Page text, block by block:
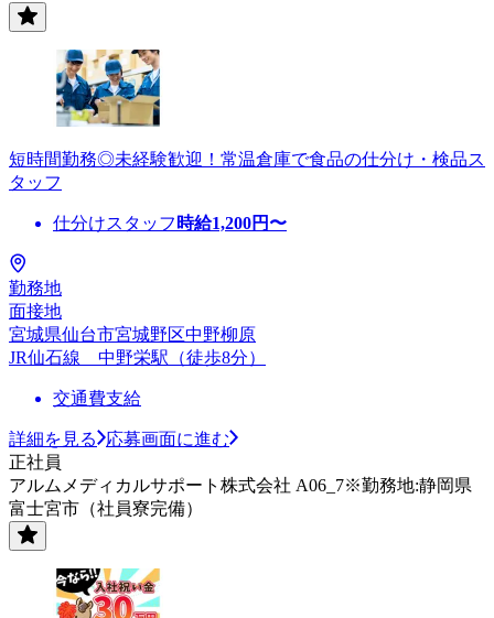
短時間勤務◎未経験歓迎！常温倉庫で食品の仕分け・検品ス
タッフ
仕分けスタッフ 時給1,200円〜
勤務地
面接地
宮城県仙台市宮城野区中野柳原
JR仙石線 中野栄駅（徒歩8分）
交通費支給
詳細を見る
応募画面に進む
正社員
アルムメディカルサポート株式会社 A06_7※勤務地:静岡県
富士宮市（社員寮完備）